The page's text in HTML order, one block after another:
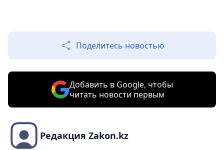
Поделитесь новостью
Добавить в Google, чтобы
читать новости первым
Редакция Zakon.kz